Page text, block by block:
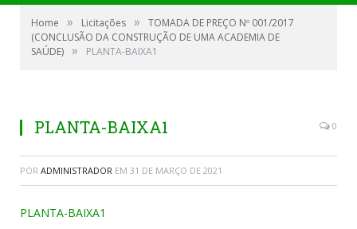
Home » Licitações »
TOMADA DE PREÇO Nº 001/2017
(CONCLUSÃO DA CONSTRUÇÃO DE UMA ACADEMIA DE
SAÚDE) » PLANTA-BAIXA1
PLANTA-BAIXA1 0
POR ADMINISTRADOR EM 31 DE MARÇO DE 2021
PLANTA-BAIXA1